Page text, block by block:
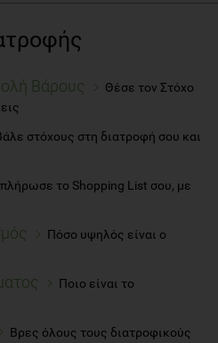
Βάρους
Θέσε τον Στόχο
στόχους στη διατροφή σου και
το Shopping List σου, με
Πόσο υψηλός είναι ο
Ποιο είναι το
Βρες όλους τους διατροφικούς